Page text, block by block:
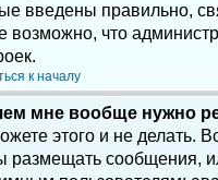
введены правильно,
возможно, что
к началу
мне вообще нужно
этого и не делать.
размещать сообщения,